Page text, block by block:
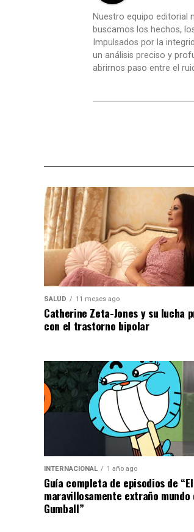
Nuestro equipo editorial
buscamos los hechos,
Impulsados por la
un análisis preciso y
abrirnos paso entre el
SALUD 11 meses ago
Catherine Zeta-Jones y su lucha
con el trastorno bipolar
INTERNACIONAL 1 año ago
Guía completa de episodios de “El
maravillosamente extraño mundo
Gumball”